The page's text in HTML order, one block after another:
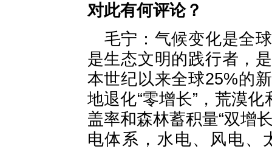
对此有何评论？
毛宁：气候变化是全
是生态文明的践行者，
本世纪以来全球25%的
地退化“零增长”，荒漠
盖率和森林蓄积量“双增
电体系，水电、风电、